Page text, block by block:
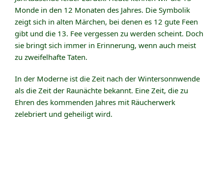
Monde in den 12 Monaten des Jahres. Die Symbolik
zeigt sich in alten Märchen, bei denen es 12 gute Feen
gibt und die 13. Fee vergessen zu werden scheint. Doch
sie bringt sich immer in Erinnerung, wenn auch meist
zu zweifelhafte Taten.
In der Moderne ist die Zeit nach der Wintersonnwende
als die Zeit der Raunächte bekannt. Eine Zeit, die zu
Ehren des kommenden Jahres mit Räucherwerk
zelebriert und geheiligt wird.